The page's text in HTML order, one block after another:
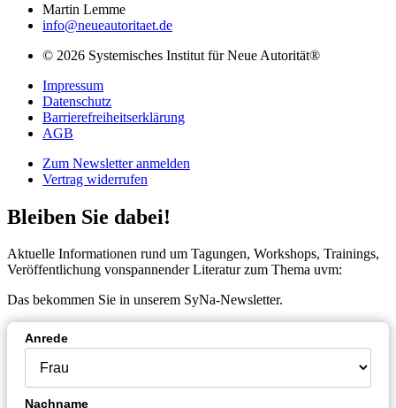
Martin Lemme
info@neueautoritaet.de
© 2026 Systemisches Institut für Neue Autorität®
Impressum
Datenschutz
Barrierefreiheitserklärung
AGB
Zum Newsletter anmelden
Vertrag widerrufen
Bleiben Sie dabei!
Aktuelle Informationen rund um Tagungen, Workshops, Trainings,
Veröffentlichung vonspannender Literatur zum Thema uvm:
Das bekommen Sie in unserem SyNa-Newsletter.
Anrede
Nachname